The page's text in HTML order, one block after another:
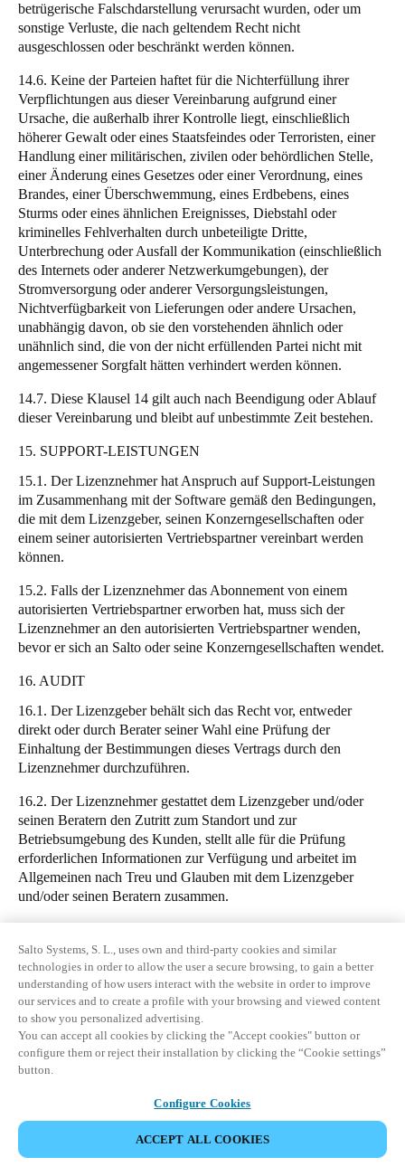
betrügerische Falschdarstellung verursacht wurden, oder um
sonstige Verluste, die nach geltendem Recht nicht
ausgeschlossen oder beschränkt werden können.
14.6. Keine der Parteien haftet für die Nichterfüllung ihrer
Verpflichtungen aus dieser Vereinbarung aufgrund einer
Ursache, die außerhalb ihrer Kontrolle liegt, einschließlich
höherer Gewalt oder eines Staatsfeindes oder Terroristen, einer
Handlung einer militärischen, zivilen oder behördlichen Stelle,
einer Änderung eines Gesetzes oder einer Verordnung, eines
Brandes, einer Überschwemmung, eines Erdbebens, eines
Sturms oder eines ähnlichen Ereignisses, Diebstahl oder
kriminelles Fehlverhalten durch unbeteiligte Dritte,
Unterbrechung oder Ausfall der Kommunikation (einschließlich
des Internets oder anderer Netzwerkumgebungen), der
Stromversorgung oder anderer Versorgungsleistungen,
Nichtverfügbarkeit von Lieferungen oder andere Ursachen,
unabhängig davon, ob sie den vorstehenden ähnlich oder
unähnlich sind, die von der nicht erfüllenden Partei nicht mit
angemessener Sorgfalt hätten verhindert werden können.
14.7. Diese Klausel 14 gilt auch nach Beendigung oder Ablauf
dieser Vereinbarung und bleibt auf unbestimmte Zeit bestehen.
15. SUPPORT-LEISTUNGEN
15.1. Der Lizenznehmer hat Anspruch auf Support-Leistungen
im Zusammenhang mit der Software gemäß den Bedingungen,
die mit dem Lizenzgeber, seinen Konzerngesellschaften oder
einem seiner autorisierten Vertriebspartner vereinbart werden
können.
15.2. Falls der Lizenznehmer das Abonnement von einem
autorisierten Vertriebspartner erworben hat, muss sich der
Lizenznehmer an den autorisierten Vertriebspartner wenden,
bevor er sich an Salto oder seine Konzerngesellschaften wendet.
16. AUDIT
16.1. Der Lizenzgeber behält sich das Recht vor, entweder
direkt oder durch Berater seiner Wahl eine Prüfung der
Einhaltung der Bestimmungen dieses Vertrags durch den
Lizenznehmer durchzuführen.
16.2. Der Lizenznehmer gestattet dem Lizenzgeber und/oder
seinen Beratern den Zutritt zum Standort und zur
Betriebsumgebung des Kunden, stellt alle für die Prüfung
erforderlichen Informationen zur Verfügung und arbeitet im
Allgemeinen nach Treu und Glauben mit dem Lizenzgeber
und/oder seinen Beratern zusammen.
17.1. Die Software stellt wertvolle, sensible und vertrauliche
Geschäftsinformationen und geistiges Eigentum des
Lizenzgebers dar.
17.2. Die Parteien verpflichten sich, die vertraulichen
Informationen nicht ohne vorherige schriftliche Zustimmung der
anderen Partei an Dritte weiterzugeben. Die Parteien
Informationen an Konzernunternehmen und autorisierte
Vertriebspartner weitergegeben werden dürfen, um die
Erbringung der in dieser Vereinbarung festgelegten
DATENSCHUTZBEAUFTRAGTEN
Salto Systems, S. L., uses own and third-party cookies and similar
technologies in order to allow the user a secure browsing, to gain a better
understanding of how users interact with the website in order to improve
our services and to create a profile with your browsing and viewed content
to show you personalized advertising.
You can accept all cookies by clicking the "Accept cookies" button or
configure them or reject their installation by clicking the “Cookie settings”
button.
Configure Cookies
ACCEPT ALL COOKIES